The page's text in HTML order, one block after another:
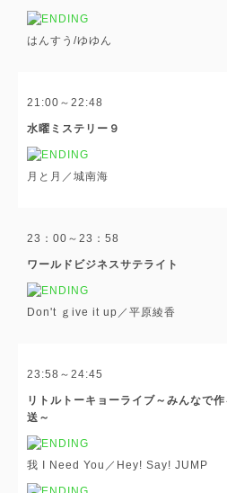
はんすう/ゆゆん
21:00～22:48
水曜ミステリー９
月と月／城南海
23：00～23：58
ワールドビジネスサテライト
Don't ｇive it up／平原綾香
23:58～24:45
リトルトーキョーライブ～みんなで
送～
我 I Need You／Hey! Say! JUMP